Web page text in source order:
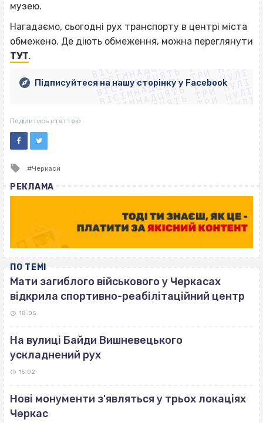
музею.
Нагадаємо, сьогодні рух транспорту в центрі міста
обмежено. Де діють обмеження, можна переглянути
ТУТ. ВІСІМНАДЦЯТЬ ТРИ НУЛІ
ВІСІМНАДЦЯТЬ ТРИ НУЛІ
ВІСІМНАДЦЯТЬ ТРИ НУЛІ
ВІСІМНАДЦЯТЬ ТРИ НУЛІ
ВІСІМНАДЦЯТЬ ТРИ НУЛІ
ВІСІМНАДЦЯТЬ ТРИ НУЛІ
ВІСІМНАДЦЯТЬ ТРИ НУЛІ
ВІСІМНАДЦЯТЬ ТРИ НУЛІ
Підписуйтеся на нашу сторінку у Facebook
Поділитись статтею
Tagged
Черкаси
РЕКЛАМА
ПО ТЕМІ
Мати загиблого військового у Черкасах
відкрила спортивно-реабілітаційний центр
18:05
На вулиці Байди Вишневецького
ускладнений рух
15:02
Нові монументи з'являться у трьох локаціях
Черкас